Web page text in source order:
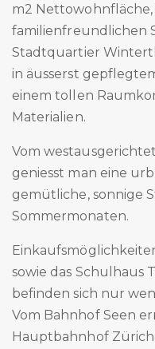
m2 Nettowohnfläche,
familienfreundlichen
Stadtquartier
in äusserst
einem tollen
Materialien.
Vom
geniesst man eine
gemütliche, sonnige
Sommermonaten.
sowie das Schulhaus
befinden sich nur
Vom Bahnhof Seen
Hauptbahnhof